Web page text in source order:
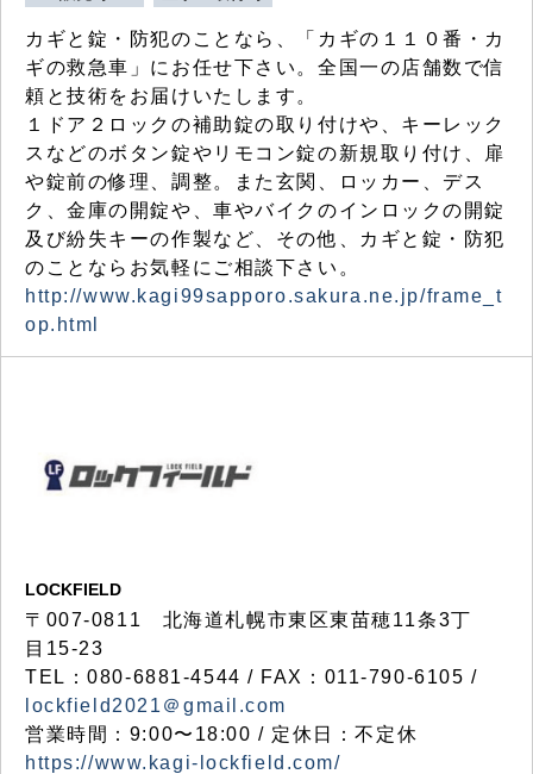
カギと錠・防犯のことなら、「カギの１１０番・カ
ギの救急車」にお任せ下さい。全国一の店舗数で信
頼と技術をお届けいたします。
１ドア２ロックの補助錠の取り付けや、キーレック
スなどのボタン錠やリモコン錠の新規取り付け、扉
や錠前の修理、調整。また玄関、ロッカー、デス
ク、金庫の開錠や、車やバイクのインロックの開錠
及び紛失キーの作製など、その他、カギと錠・防犯
のことならお気軽にご相談下さい。
http://www.kagi99sapporo.sakura.ne.jp/frame_t
op.html
LOCKFIELD
〒007-0811 北海道札幌市東区東苗穂11条3丁
目15-23
TEL：080-6881-4544 / FAX：011-790-6105 /
lockfield2021＠gmail.com
営業時間：9:00〜18:00 / 定休日：不定休
https://www.kagi-lockfield.com/